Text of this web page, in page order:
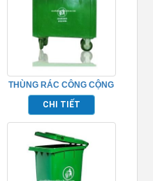
THÙNG RÁC CÔNG CỘNG
660 LÍT – TPTR660L
CHI TIẾT